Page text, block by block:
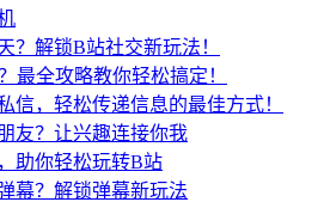
？解锁B站社交新玩法！
最全攻略教你轻松搞定！
信，轻松传递信息的最佳方式！
友？让兴趣连接你我
助你轻松玩转B站
幕？解锁弹幕新玩法